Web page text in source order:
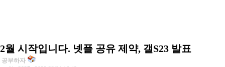
2월 시작입니다. 넷플 공유 제약, 갤S23 발표
공부하자